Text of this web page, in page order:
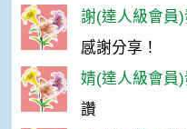
謝(達人級會員
感謝分享！
婧(達人級會員
讚